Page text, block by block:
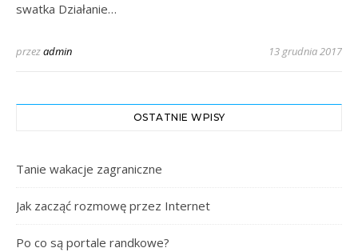
swatka Działanie…
przezadmin 13 grudnia 2017
OSTATNIE WPISY
Tanie wakacje zagraniczne
Jak zacząć rozmowę przez Internet
Po co są portale randkowe?